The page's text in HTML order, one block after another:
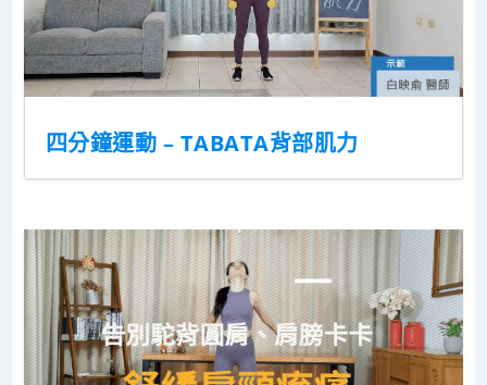
四分鐘運動 – TABATA背部肌力